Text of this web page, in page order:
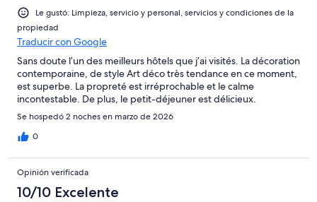
Le gustó: Limpieza, servicio y personal, servicios y condiciones de la
propiedad
Traducir con Google
Sans doute l’un des meilleurs hôtels que j’ai visités. La décoration
contemporaine, de style Art déco très tendance en ce moment,
est superbe. La propreté est irréprochable et le calme
incontestable. De plus, le petit-déjeuner est délicieux.
Se hospedó 2 noches en marzo de 2026
0
Opinión verificada
10/10 Excelente